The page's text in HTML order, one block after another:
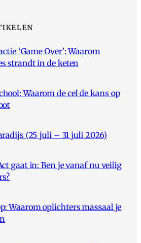
‘Game Over’: Waarom
strandt in de keten
Waarom de cel de kans op
(25 juli – 31 juli 2026)
gaat in: Ben je vanaf nu veilig
Waarom oplichters massaal je